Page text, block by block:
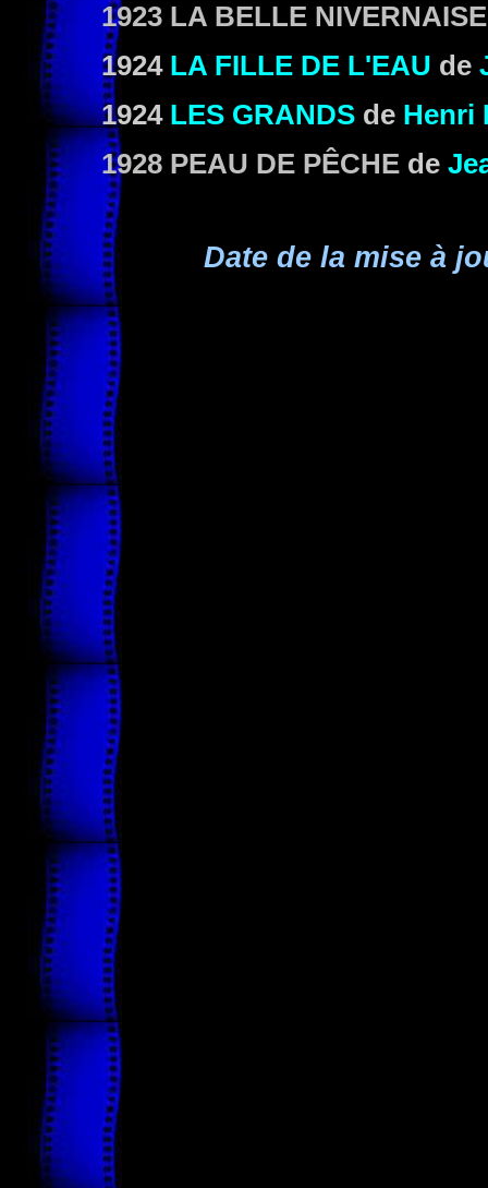
1923 LA BELLE NIVERNAISE
1924 LA FILLE DE L'EAU de
1924 LES GRANDS de Henri
1928 PEAU DE PÊCHE de
Date de la mise à